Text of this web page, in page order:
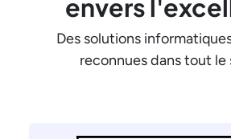
envers
Des solutions
reconnues dans tout le